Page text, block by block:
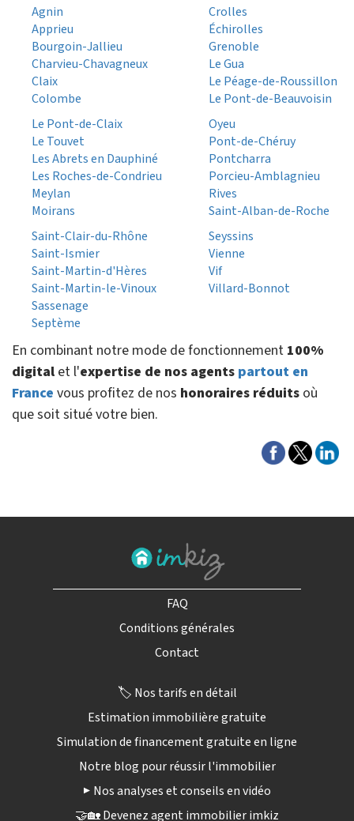
Agnin
Apprieu
Bourgoin-Jallieu
Charvieu-Chavagneux
Claix
Colombe
Crolles
Échirolles
Grenoble
Le Gua
Le Péage-de-Roussillon
Le Pont-de-Beauvoisin
Le Pont-de-Claix
Le Touvet
Les Abrets en Dauphiné
Les Roches-de-Condrieu
Meylan
Moirans
Oyeu
Pont-de-Chéruy
Pontcharra
Porcieu-Amblagnieu
Rives
Saint-Alban-de-Roche
Saint-Clair-du-Rhône
Saint-Ismier
Saint-Martin-d'Hères
Saint-Martin-le-Vinoux
Sassenage
Septème
Seyssins
Vienne
Vif
Villard-Bonnot
En combinant notre mode de fonctionnement 100%
digital et l'expertise de nos agents partout en
France vous profitez de nos honoraires réduits où
que soit situé votre bien.
FAQ
Conditions générales
Contact
🏷️ Nos tarifs en détail
Estimation immobilière gratuite
Simulation de financement gratuite en ligne
Notre blog pour réussir l'immobilier
▶️ Nos analyses et conseils en vidéo
🤝🏡 Devenez agent immobilier imkiz